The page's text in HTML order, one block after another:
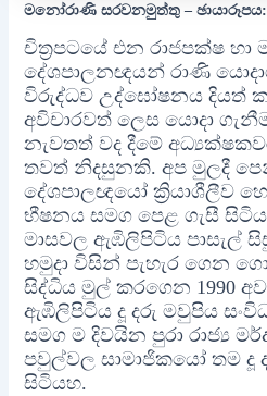
මනෝරාණි සරවනමුත්තු –
චිත්‍රපටයේ එන රාජපක්ෂ හා
දේශපාලනඥයන් රාණි
විරුද්ධව උද්ඝෝෂනය දියත්
අවිචාරවත් ලෙස යොදා
නැවතත් වද දීමේ
තවත් නිදසුනකි. අප මුලදී
දේශපාලඥයෝ ක්‍රියාශීලීව
භීෂනය සමග පෙළ ගැසී
මාසවල ඇඹිලිපිටිය පාසැල්
හමුදා විසින් පැහැර ගෙන
සිද්ධිය මුල් කරගෙන 1990
ඇඹිලිපිටිය දූ දරු මවුපිය
සමග ම දිවයින පුරා රාජ්‍ය
පවුල්වල සාමාජිකයෝ තම දූ
සිටියහ.